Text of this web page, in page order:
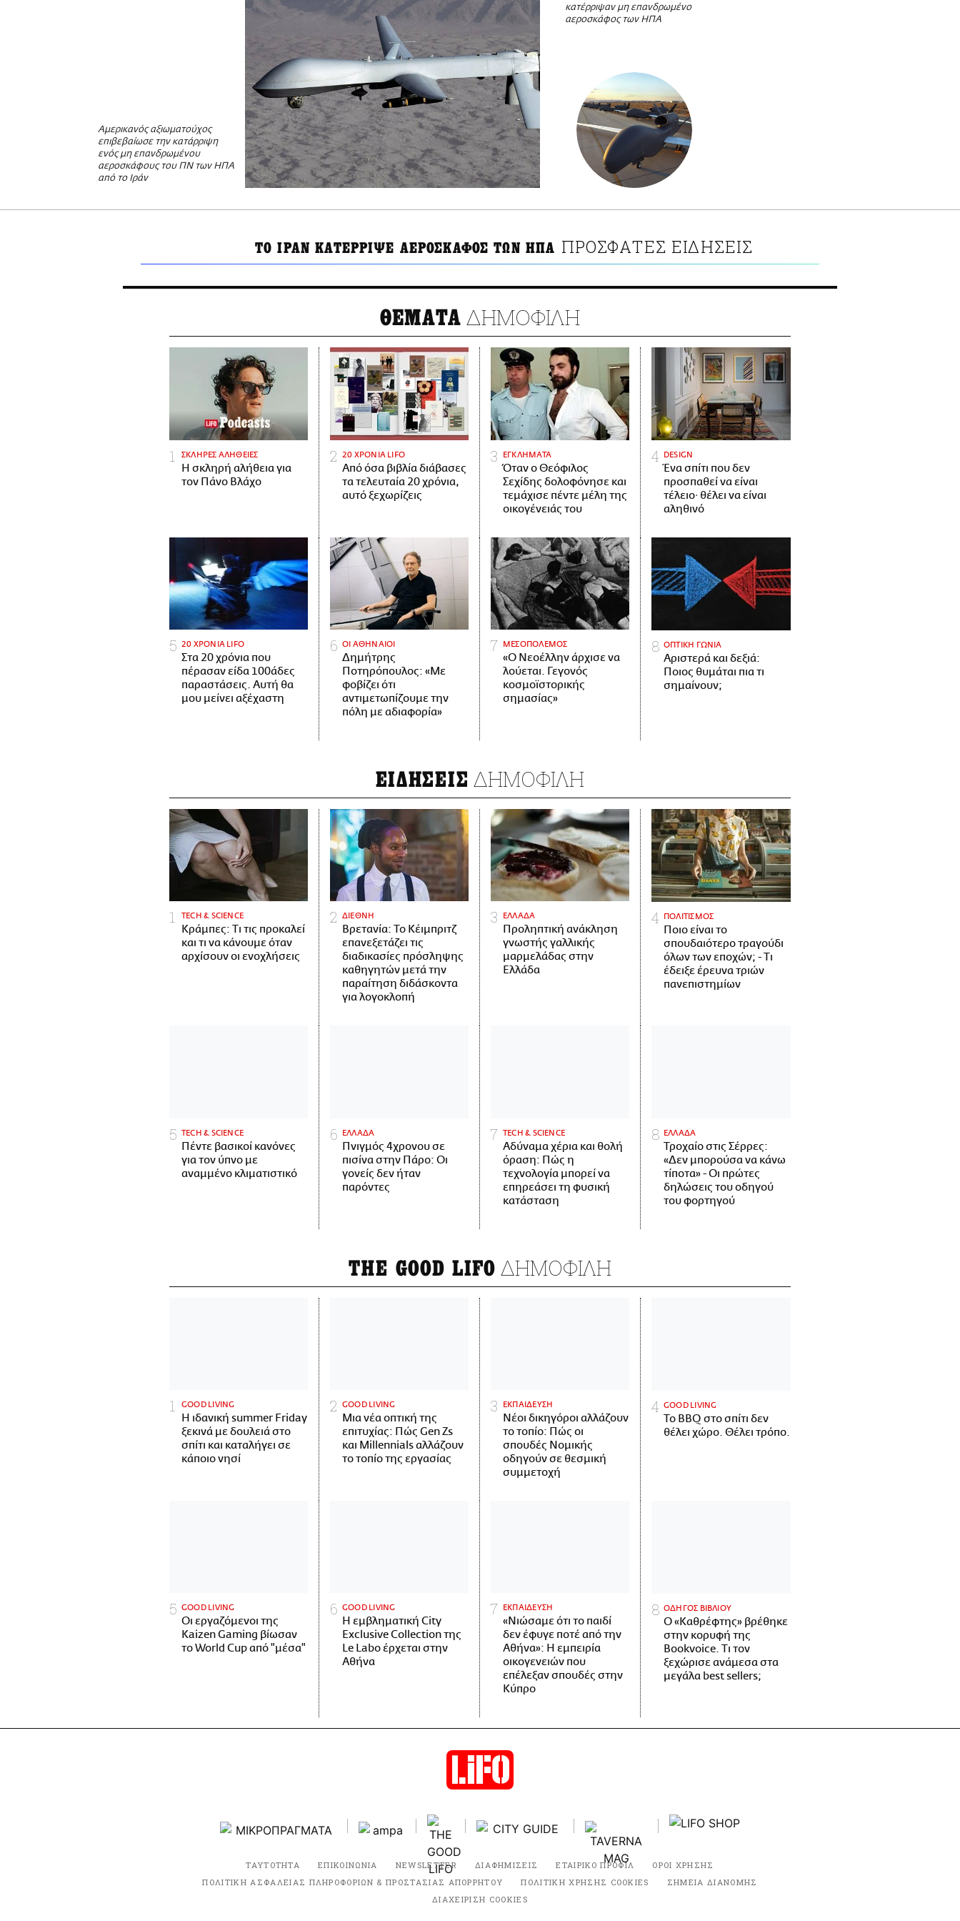
Αμερικανός αξιωματούχος
επιβεβαίωσε την κατάρριψη
ενός μη επανδρωμένου
αεροσκάφους του ΠΝ των ΗΠΑ
από το Ιράν
κατέρριψαν μη επανδρωμένο
αεροσκάφος των ΗΠΑ
ΤΟ ΙΡΑΝ ΚΑΤΕΡΡΙΨΕ ΑΕΡΟΣΚΑΦΟΣ ΤΩΝ ΗΠΑ ΠΡΟΣΦΑΤΕΣ ΕΙΔΗΣΕΙΣ
ΘΕΜΑΤΑ ΔΗΜΟΦΙΛΗ
ΣΚΛΗΡΕΣ ΑΛΗΘΕΙΕΣ
H σκληρή αλήθεια για
τον Πάνο Βλάχο
20 ΧΡΟΝΙΑ LIFO
Από όσα βιβλία διάβασες
τα τελευταία 20 χρόνια,
αυτό ξεχωρίζεις
ΕΓΚΛΗΜΑΤΑ
Όταν ο Θεόφιλος
Σεχίδης δολοφόνησε και
τεμάχισε πέντε μέλη της
οικογένειάς του
DESIGN
Ένα σπίτι που δεν
προσπαθεί να είναι
τέλειο· θέλει να είναι
αληθινό
20 ΧΡΟΝΙΑ LIFO
Στα 20 χρόνια που
πέρασαν είδα 100άδες
παραστάσεις. Αυτή θα
μου μείνει αξέχαστη
ΟΙ ΑΘΗΝΑΙΟΙ
Δημήτρης
Ποτηρόπουλος: «Με
φοβίζει ότι
αντιμετωπίζουμε την
πόλη με αδιαφορία»
ΜΕΣΟΠΟΛΕΜΟΣ
«Ο Νεοέλλην άρχισε να
λούεται. Γεγονός
κοσμοϊστορικής
σημασίας»
ΟΠΤΙΚΗ ΓΩΝΙΑ
Αριστερά και δεξιά:
Ποιος θυμάται πια τι
σημαίνουν;
ΕΙΔΗΣΕΙΣ ΔΗΜΟΦΙΛΗ
ΤECH & SCIENCE
Κράμπες: Τι τις προκαλεί
και τι να κάνουμε όταν
αρχίσουν οι ενοχλήσεις
ΔΙΕΘΝΗ
Βρετανία: Το Κέιμπριτζ
επανεξετάζει τις
διαδικασίες πρόσληψης
καθηγητών μετά την
παραίτηση διδάσκοντα
για λογοκλοπή
ΕΛΛΑΔΑ
Προληπτική ανάκληση
γνωστής γαλλικής
μαρμελάδας στην
Ελλάδα
ΠΟΛΙΤΙΣΜΟΣ
Ποιο είναι το
σπουδαιότερο τραγούδι
όλων των εποχών; - Τι
έδειξε έρευνα τριών
πανεπιστημίων
ΤECH & SCIENCE
Πέντε βασικοί κανόνες
για τον ύπνο με
αναμμένο κλιματιστικό
ΕΛΛΑΔΑ
Πνιγμός 4χρονου σε
πισίνα στην Πάρο: Οι
γονείς δεν ήταν
παρόντες
ΤECH & SCIENCE
Αδύναμα χέρια και θολή
όραση: Πώς η
τεχνολογία μπορεί να
επηρεάσει τη φυσική
κατάσταση
ΕΛΛΑΔΑ
Τροχαίο στις Σέρρες:
«Δεν μπορούσα να κάνω
τίποτα» - Οι πρώτες
δηλώσεις του οδηγού
του φορτηγού
THE GOOD LIFO ΔΗΜΟΦΙΛΗ
GOOD LIVING
Η ιδανική summer Friday
ξεκινά με δουλειά στο
σπίτι και καταλήγει σε
κάποιο νησί
GOOD LIVING
Μια νέα οπτική της
επιτυχίας: Πώς Gen Zs
και Millennials αλλάζουν
το τοπίο της εργασίας
ΕΚΠΑΙΔΕΥΣΗ
Νέοι δικηγόροι αλλάζουν
το τοπίο: Πώς οι
σπουδές Νομικής
οδηγούν σε θεσμική
συμμετοχή
GOOD LIVING
Το BBQ στο σπίτι δεν
θέλει χώρο. Θέλει τρόπο.
GOOD LIVING
Οι εργαζόμενοι της
Kaizen Gaming βίωσαν
το World Cup από "μέσα"
GOOD LIVING
Η εμβληματική City
Exclusive Collection της
Le Labo έρχεται στην
Αθήνα
ΕΚΠΑΙΔΕΥΣΗ
«Νιώσαμε ότι το παιδί
δεν έφυγε ποτέ από την
Αθήνα»: Η εμπειρία
οικογενειών που
επέλεξαν σπουδές στην
Κύπρο
ΟΔΗΓΟΣ ΒΙΒΛΙΟΥ
Ο «Καθρέφτης» βρέθηκε
στην κορυφή της
Bookvoice. Τι τον
ξεχώρισε ανάμεσα στα
μεγάλα best sellers;
ΤΑΥΤΟΤΗΤΑ ΕΠΙΚΟΙΝΩΝΙΑ NEWSLETTER ΔΙΑΦΗΜΙΣΕΙΣ ΕΤΑΙΡΙΚΟ ΠΡΟΦΙΛ
ΟΡΟΙ ΧΡΗΣΗΣ
ΠΟΛΙΤΙΚΗ ΑΣΦΑΛΕΙΑΣ ΠΛΗΡΟΦΟΡΙΩΝ & ΠΡΟΣΤΑΣΙΑΣ ΑΠΟΡΡΗΤΟΥ
ΠΟΛΙΤΙΚΗ ΧΡΗΣΗΣ COOKIES
ΣΗΜΕΙΑ ΔΙΑΝΟΜΗΣ
ΔΙΑΧΕΙΡΙΣΗ COOKIES